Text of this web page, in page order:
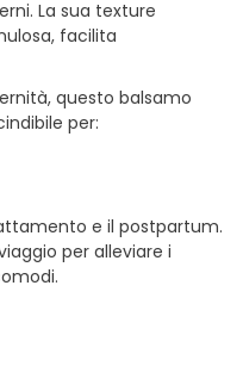
La sua texture
facilita
questo balsamo
per:
e il postpartum.
per alleviare i